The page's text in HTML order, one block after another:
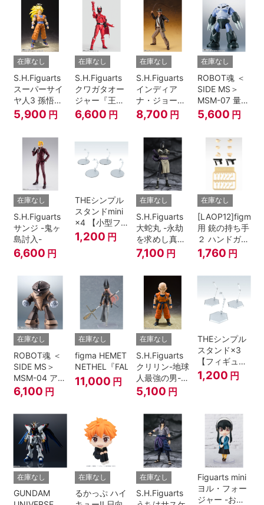
在庫なし
S.H.Figuarts
スーパーサイ
ヤ人3 孫悟空
『ドラゴンボ
ールZ』
5,900 円
在庫なし
S.H.Figuarts
クワガタオー
ジャー『王様
戦隊キングオ
ージャー』
6,600 円
在庫なし
S.H.Figuarts
インディア
ナ・ジョーン
ズ（レイダー
ス/失われたア
櫃》）
8,700 円
在庫なし
ROBOT魂 ＜
SIDE MS＞
MSM-07 量産
型ズゴック
ver.
5,600 円
在庫なし
S.H.Figuarts
サンジ -鬼ヶ
島討入-
6,600 円
THEシンプル
スタンドmini
×4 【小型フ
ィギュア＆デ
ィフォルメフ
1,200 円
在庫なし
S.H.Figuarts
大蛇丸 -永劫
を求めし真理
の探究者-
『NARUTO-
7,100 円
在庫なし
[LAOP12]figma
用 銃の持ち手
２ ハンドガン
セット
1,760 円
在庫なし
ROBOT魂 ＜
SIDE MS＞
MSM-04 アッ
ガイ ver.
A.N.I.M.E.
6,100 円
在庫なし
figma HEMET
NETHEL『FALSLANDER』
11,000 円
在庫なし
S.H.Figuarts
クリリン-地球
人最強の男-
『ドラゴンボ
ールＺ』
5,100 円
THEシンプル
スタンド×3
【フィギュア
＆模型用】
〈HEX〉タイ
1,200 円
在庫なし
GUNDAM
在庫なし
るかっぷ ハイ
在庫なし
S.H.Figuarts
Figuarts mini
ヨル・フォー
ジャー -おで